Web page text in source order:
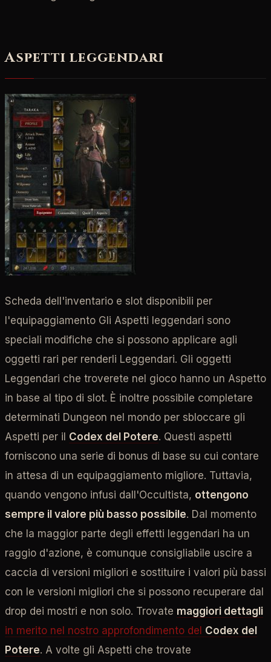
Aspetti leggendari
Scheda dell'inventario e slot disponibili per
l'equipaggiamento Gli Aspetti leggendari sono
speciali modifiche che si possono applicare agli
oggetti rari per renderli Leggendari. Gli oggetti
Leggendari che troverete nel gioco hanno un Aspetto
in base al tipo di slot. È inoltre possibile completare
determinati Dungeon nel mondo per sbloccare gli
Aspetti per il Codex del Potere. Questi aspetti
forniscono una serie di bonus di base su cui contare
in attesa di un equipaggiamento migliore. Tuttavia,
quando vengono infusi dall'Occultista, ottengono
sempre il valore più basso possibile. Dal momento
che la maggior parte degli effetti leggendari ha un
raggio d'azione, è comunque consigliabile uscire a
caccia di versioni migliori e sostituire i valori più bassi
con le versioni migliori che si possono recuperare dal
drop dei mostri e non solo. Trovate maggiori dettagli
in merito nel nostro approfondimento del Codex del
Potere. A volte gli Aspetti che trovate